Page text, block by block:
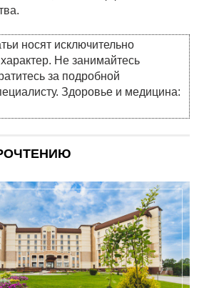
носят исключительно
Не занимайтесь
за подробной
Здоровье и медицина: